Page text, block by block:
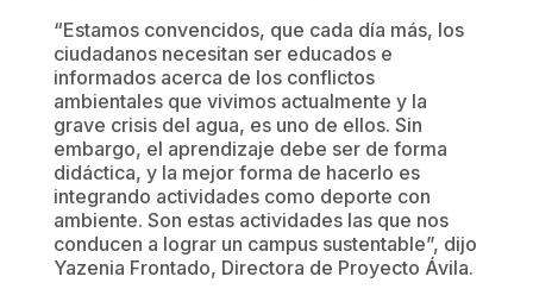
“Estamos convencidos, que cada día más, los
ciudadanos necesitan ser educados e
informados acerca de los conflictos
ambientales que vivimos actualmente y la
grave crisis del agua, es uno de ellos. Sin
embargo, el aprendizaje debe ser de forma
didáctica, y la mejor forma de hacerlo es
integrando actividades como deporte con
ambiente. Son estas actividades las que nos
conducen a lograr un campus sustentable”, dijo
Yazenia Frontado, Directora de Proyecto Ávila.